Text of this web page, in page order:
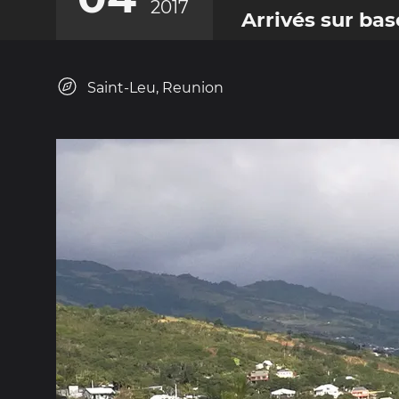
2017 Arrivés sur
Saint-Leu, Reunion